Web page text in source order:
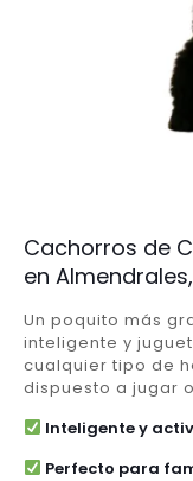
Cachorros de
en
Un poquito más
inteligente y
cualquier tipo de
dispuesto a jugar
Inteligente y
Perfecto para